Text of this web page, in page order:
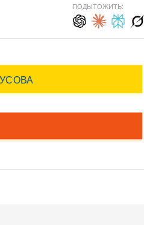
ПОДЫТОЖИТЬ: